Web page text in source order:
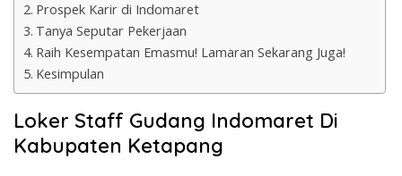
Prospek Karir di Indomaret
Tanya Seputar Pekerjaan
Raih Kesempatan Emasmu! Lamaran Sekarang Juga!
Kesimpulan
Loker Staff Gudang Indomaret Di
Kabupaten Ketapang